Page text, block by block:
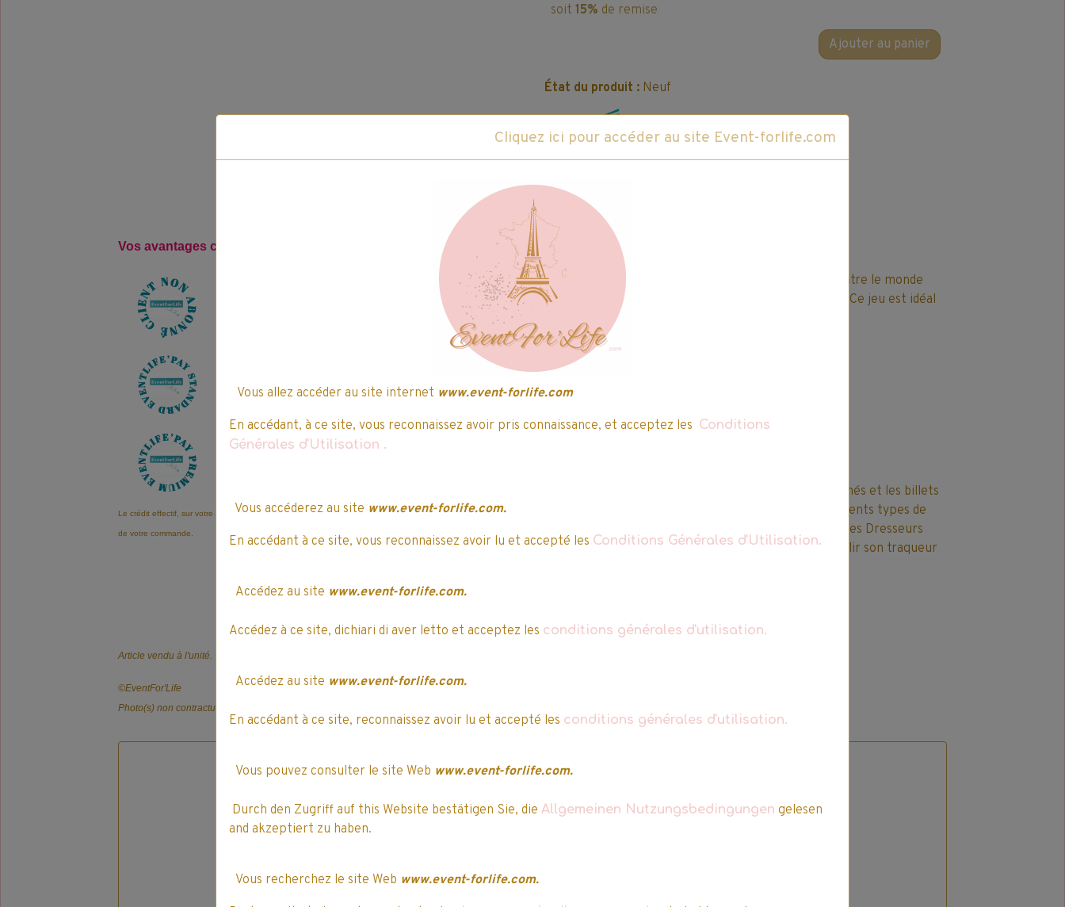
soit 15% de remise
Ajouter au panier
État du produit : Neuf
Fabricant :
Vos avantages clients pour l'achat, de ce produit
70 EventL ife'Pay
Le crédit effectif, sur votre compte EventLife'Pay, est automatique après, la validation
de votre commande.
Caractéristiques du produit
Le jeu de société POKEMON - MONOPOLY est une fusion parfaite entre le monde
emblématique de Pokémon et le classique intemporel du Monopoly. Ce jeu est idéal
offrant à la fois stratégie et divertissement pour toute la famille.
Retrouvez tout l'univers Pokémon avec :
Des pions inspirés de vos héros Pokémon préférés
Des lieux emblématiques de l'univers Pokémon à explorer
Dans ce jeu pour enfants amusant, les propriétés sont des lieux animés et les billets
sont des Poké Balls. Les joueurs explorent des lieux, attrapent différents types de
Pokémon sauvages pour les ajouter à leur traqueur et combattent des Dresseurs
adverses pour recevoir des Poké Balls ! Le premier Dresseur à remplir son traqueur
Dès
Article vendu à l'unité.
©️EventFor'Life
Photo(s) non contractuelle(s).
Cliquez ici pour accéder au site Event-forlife.com
Vous allez accéder au site internet www.event-forlife.com
En accédant, à ce site, vous reconnaissez avoir pris connaissance, et acceptez les Conditions
Générales d'Utilisation .
Vous accéderez au site www.event-forlife.com.
En accédant à ce site, vous reconnaissez avoir lu et accepté les Conditions Générales d'Utilisation.
Accédez au site www.event-forlife.com.
Accédez à ce site, dichiari di aver letto et acceptez les conditions générales d'utilisation.
Accédez au site www.event-forlife.com.
En accédant à ce site, reconnaissez avoir lu et accepté les conditions générales d'utilisation.
Vous pouvez consulter le site Web www.event-forlife.com.
Durch den Zugriff auf this Website bestätigen Sie, die Allgemeinen Nutzungsbedingungen gelesen
and akzeptiert zu haben.
Vous recherchez le site Web www.event-forlife.com.